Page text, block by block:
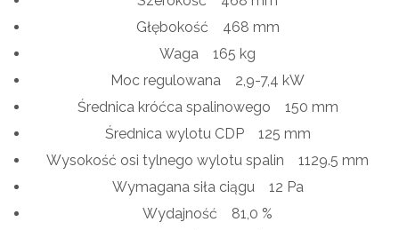
Głębokość 468 mm
Waga 165 kg
Moc regulowana 2,9-7,4 kW
Średnica króćca spalinowego 150 mm
Średnica wylotu CDP 125 mm
Wysokość osi tylnego wylotu spalin 1129.5 mm
Wymagana siła ciągu 12 Pa
Wydajność 81,0 %